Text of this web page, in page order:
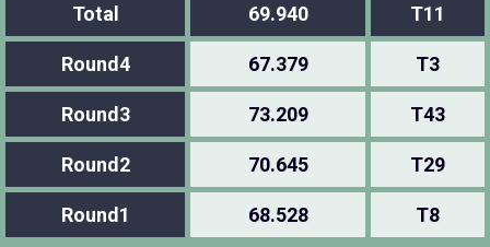
Total 69.940 T11
Round4 67.379 T3
Round3 73.209 T43
Round2 70.645 T29
Round1 68.528 T8